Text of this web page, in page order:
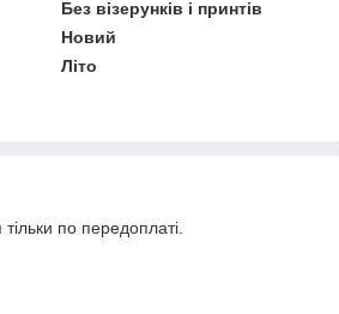
Без візерунків і принтів
Новий
Літо
по передоплаті.